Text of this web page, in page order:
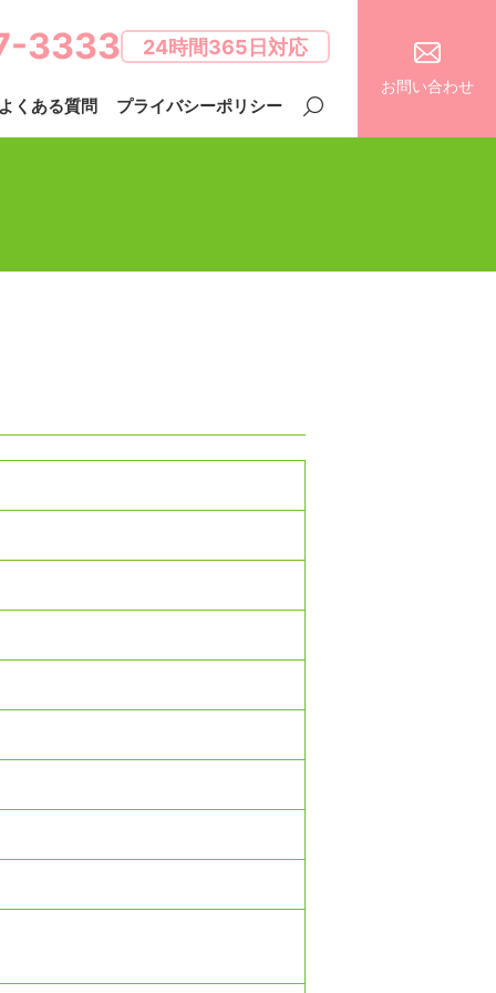
くある質問 プライバシーポリシー
3333 24時間365日対応
お問い合わせ